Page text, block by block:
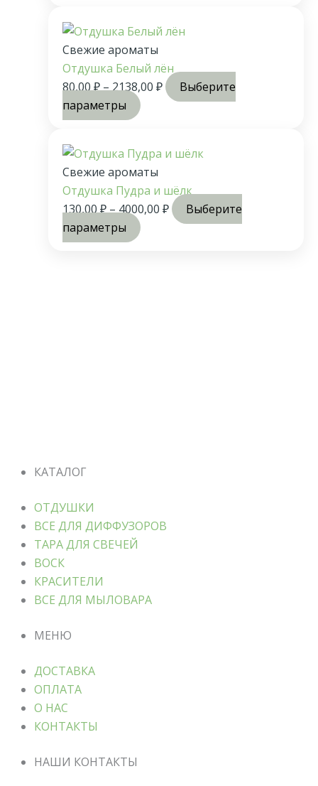
Свежие ароматы
Отдушка Белый лён
80,00₽–2138,00 ₽
Выберите
параметры
Свежие ароматы
Отдушка Пудра и шёлк
130,00₽–4000,00 ₽
Выберите
параметры
КАТАЛОГ
ОТДУШКИ
ВСЕ ДЛЯ ДИФФУЗОРОВ
ТАРА ДЛЯ СВЕЧЕЙ
ВОСК
КРАСИТЕЛИ
ВСЕ ДЛЯ МЫЛОВАРА
МЕНЮ
ДОСТАВКА
ОПЛАТА
О НАС
КОНТАКТЫ
НАШИ КОНТАКТЫ